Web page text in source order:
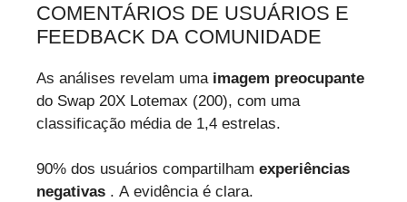
COMENTÁRIOS DE USUÁRIOS E
FEEDBACK DA COMUNIDADE
As análises revelam uma imagem preocupante
do Swap 20X Lotemax (200), com uma
classificação média de 1,4 estrelas.
90% dos usuários compartilham experiências
negativas . A evidência é clara.